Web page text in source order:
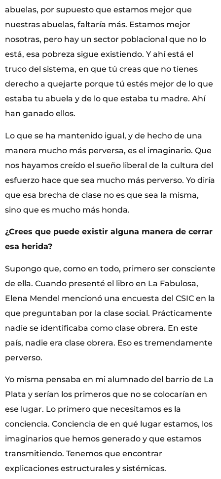
abuelas, por supuesto que estamos mejor que
nuestras abuelas, faltaría más. Estamos mejor
nosotras, pero hay un sector poblacional que no lo
está, esa pobreza sigue existiendo. Y ahí está el
truco del sistema, en que tú creas que no tienes
derecho a quejarte porque tú estés mejor de lo que
estaba tu abuela y de lo que estaba tu madre. Ahí
han ganado ellos.
Lo que se ha mantenido igual, y de hecho de una
manera mucho más perversa, es el imaginario. Que
nos hayamos creído el sueño liberal de la cultura del
esfuerzo hace que sea mucho más perverso. Yo diría
que esa brecha de clase no es que sea la misma,
sino que es mucho más honda.
¿Crees que puede existir alguna manera de cerrar
esa herida?
Supongo que, como en todo, primero ser consciente
de ella. Cuando presenté el libro en La Fabulosa,
Elena Mendel mencionó una encuesta del CSIC en la
que preguntaban por la clase social. Prácticamente
nadie se identificaba como clase obrera. En este
país, nadie era clase obrera. Eso es tremendamente
perverso.
Yo misma pensaba en mi alumnado del barrio de La
Plata y serían los primeros que no se colocarían en
ese lugar. Lo primero que necesitamos es la
conciencia. Conciencia de en qué lugar estamos, los
imaginarios que hemos generado y que estamos
transmitiendo. Tenemos que encontrar
explicaciones estructurales y sistémicas.